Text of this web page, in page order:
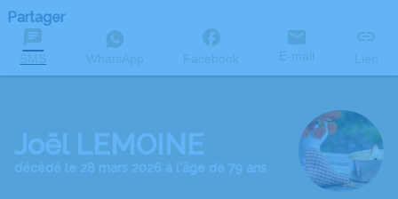
Partager
SMS WhatsApp Facebook E-mail Lien
Joël LEMOINE
décédé le 28 mars 2026 à l'âge de 79 ans